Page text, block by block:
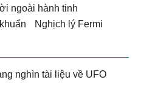
ngoài hành tinh
khuẩn Nghịch lý Fermi
nghìn tài liệu về UFO